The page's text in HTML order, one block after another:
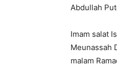
Abdullah
Imam salat
Meunassah
malam